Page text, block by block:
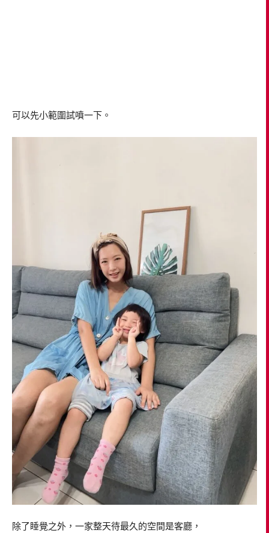
可以先小範圍試噴一下。
除了睡覺之外，一家整天待最久的空間是客廳，